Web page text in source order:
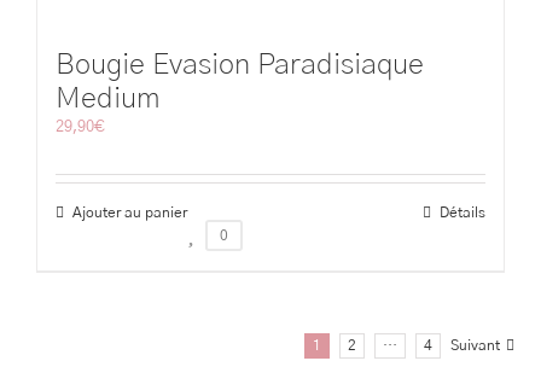
Bougie Evasion Paradisiaque
Medium
29,90€
Ajouter au panier
Détails
0
1 2 … 4 Suivant